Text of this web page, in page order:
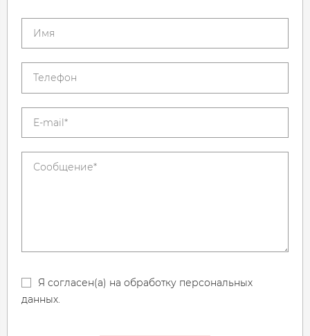
Я согласен(а) на обработку персональных
данных.